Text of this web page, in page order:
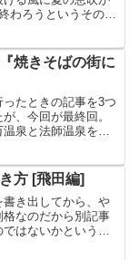
わろうというその
た、暗黒の歴史を
ををこ...
焼きそばの街に
たときの記事を3つ
、今回が最終回。
泉と法師温泉をは
けたくなるような
れぞ...
方 [飛田編]
き出してから、や
格なのだから別記事
はないかという思